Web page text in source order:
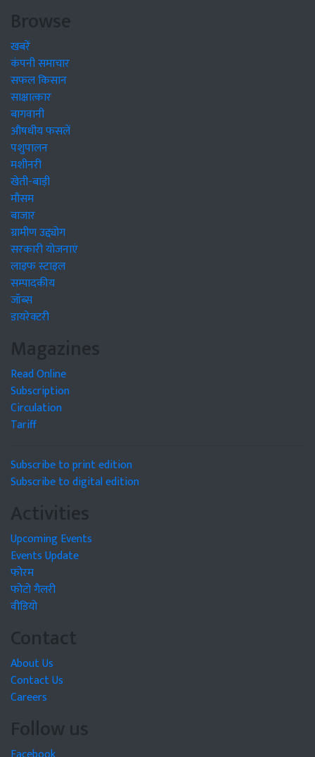
Browse
खबरें
कंपनी समाचार
सफल किसान
साक्षात्कार
बागवानी
औषधीय फसलें
पशुपालन
मशीनरी
खेती-बाड़ी
मौसम
बाजार
ग्रामीण उद्द्योग
सरकारी योजनाएं
लाइफ स्टाइल
सम्पादकीय
जॉब्स
डायरेक्टरी
Magazines
Read Online
Subscription
Circulation
Tariff
Subscribe to print edition
Subscribe to digital edition
Activities
Upcoming Events
Events Update
फोरम
फोटो गैलरी
वीडियो
Contact
About Us
Contact Us
Careers
Follow us